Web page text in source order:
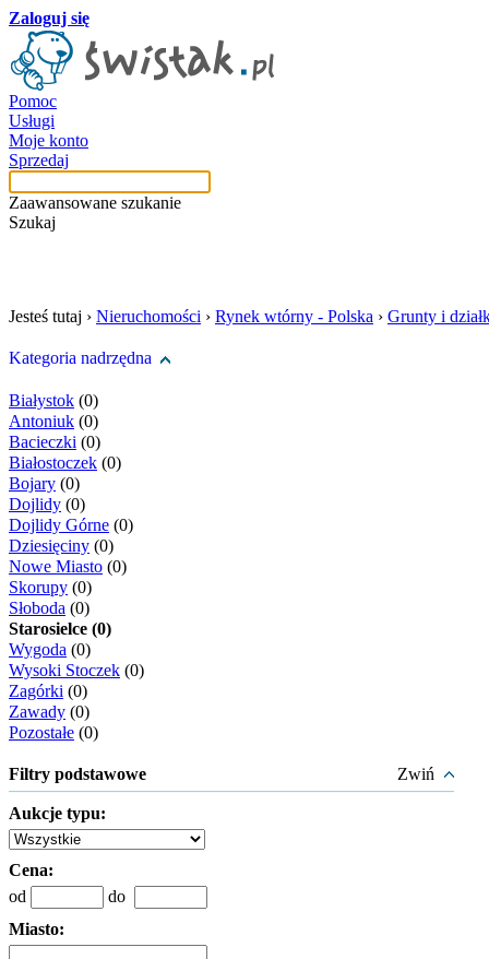
Zaloguj się
Pomoc
Usługi
Moje konto
Sprzedaj
Zaawansowane szukanie
Szukaj
Jesteś tutaj › Nieruchomości › Rynek wtórny - Polska › Grunty i
Kategoria nadrzędna
Białystok (0)
Antoniuk (0)
Bacieczki (0)
Białostoczek (0)
Bojary (0)
Dojlidy (0)
Dojlidy Górne (0)
Dziesięciny (0)
Nowe Miasto (0)
Skorupy (0)
Słoboda (0)
Starosielce (0)
Wygoda (0)
Wysoki Stoczek (0)
Zagórki (0)
Zawady (0)
Pozostałe (0)
Filtry podstawowe Zwiń
Aukcje typu:
Cena:
od
do
Miasto: